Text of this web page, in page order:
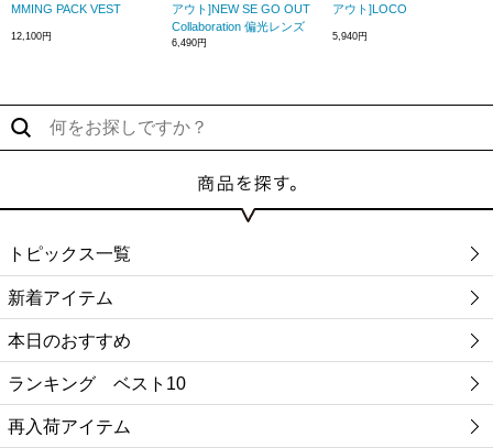
MMING PACK VEST
12,100円
アウト]NEW SE GO OUT
Collaboration 偏光レンズ
6,490円
アウト]LOCO
5,940円
トピックス一覧
新着アイテム
本日のおすすめ
ランキング ベスト10
再入荷アイテム